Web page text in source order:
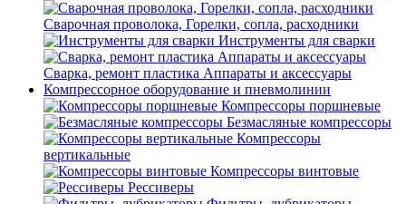
Сварочная проволока, Горелки, сопла, расходники
Инструменты для сварки
Сварка, ремонт пластика Аппараты и аксессуары
Компрессорное оборудование и пневмолинии
Компрессоры поршневые
Безмасляные компрессоры
Компрессоры
вертикальные
Компрессоры винтовые
Рессиверы